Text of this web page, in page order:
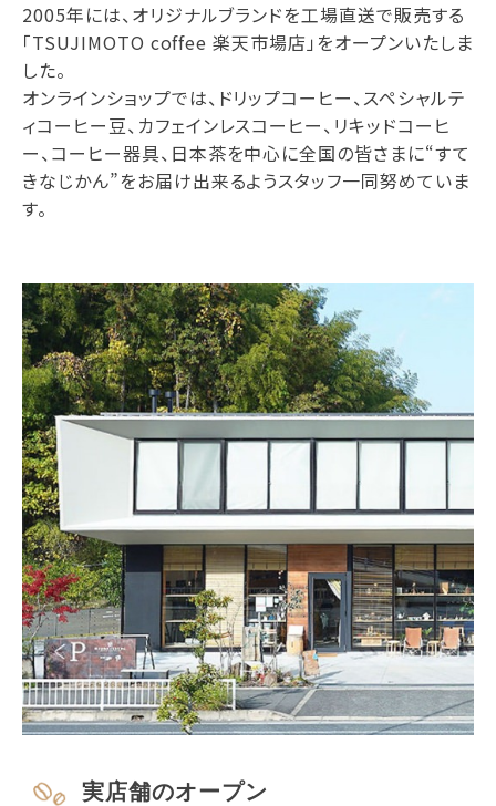
2005年には、オリジナルブランドを工場直送で販売する
「TSUJIMOTO coffee 楽天市場店」をオープンいたしま
した。
オンラインショップでは、ドリップコーヒー、スペシャルテ
ィコーヒー豆、カフェインレスコーヒー、リキッドコーヒ
ー、コーヒー器具、日本茶を中心に全国の皆さまに“すて
きなじかん”をお届け出来るようスタッフ一同努めていま
す。
実店舗のオープン